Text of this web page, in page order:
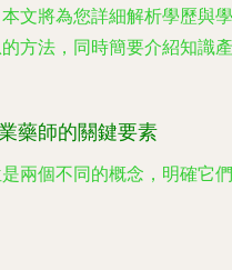
文將為您詳細解析學歷與學
方法，同時簡要介紹知識產
藥師的關鍵要素
兩個不同的概念，明確它們